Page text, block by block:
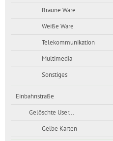
Braune Ware
Weiße Ware
Telekommunikation
Multimedia
Sonstiges
Einbahnstraße
Gelöschte User...
Gelbe Karten